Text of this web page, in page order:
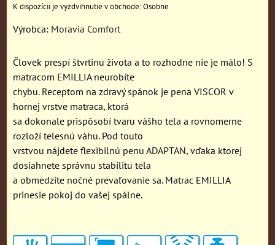
Osobne
Výrobca: Moravia Comfort
Človek prespí štvrtinu života a to rozhodne nie je málo! S
matracom EMILLIA neurobíte
chybu. Receptom na zdravý spánok je pena VISCOR v
hornej vrstve matraca, ktorá
sa dokonale prispôsobí tvaru vášho tela a rovnomerne
rozloží telesnú váhu. Pod touto
vrstvou nájdete flexibilnú penu ADAPTAN, vďaka ktorej
dosiahnete správnu stabilitu tela
a obmedzíte nočné prevaľovanie sa. Matrac EMILLIA
prinesie pokoj do vašej spálne.